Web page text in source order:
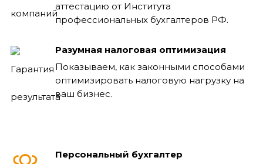
аттестацию от Института
профессиональных бухгалтеров РФ.
Разумная налоговая оптимизация
Показываем, как законными способами
оптимизировать налоговую нагрузку на
ваш бизнес.
Персональный бухгалтер